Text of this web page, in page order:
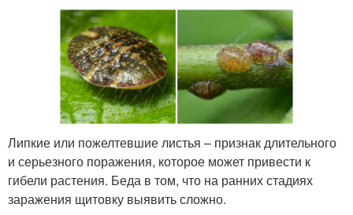
Липкие или пожелтевшие листья – признак длительного
и серьезного поражения, которое может привести к
гибели растения. Беда в том, что на ранних стадиях
заражения щитовку выявить сложно.